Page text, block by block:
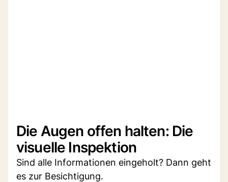
Die Augen offen halten: Die
visuelle Inspektion
Sind alle Informationen eingeholt? Dann geht
es zur Besichtigung.